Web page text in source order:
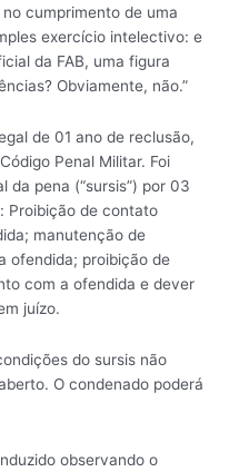
cumprimento de uma
exercício intelectivo: e
da FAB, uma figura
Obviamente, não.”
de 01 ano de reclusão,
Penal Militar. Foi
da pena (“sursis”) por 03
Proibição de contato
manutenção de
ofendida; proibição de
com a ofendida e dever
juízo.
do sursis não
O condenado poderá
observando o